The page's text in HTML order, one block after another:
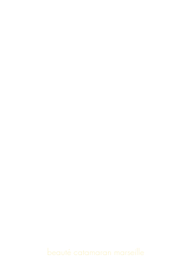
beauté catamaran marseille